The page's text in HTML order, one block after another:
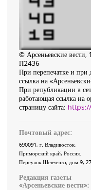
© Арсеньевские
П2436
При перепечатке и при
ссылка на
При републикации в
работающая ссылка на
страницу сайта:
Почтовый адрес:
690091, г. Владивосток,
Приморский край, Россия
Переулок Шевченко, дом 9, 27
Редакция газеты
«Арсеньевские вести»: